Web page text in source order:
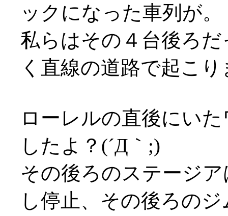
ックになった車列が。
私らはその４台後ろ
く直線の道路で起こ
ローレルの直後にい
したよ？(´Д｀;)
その後ろのステージ
し停止、その後ろの